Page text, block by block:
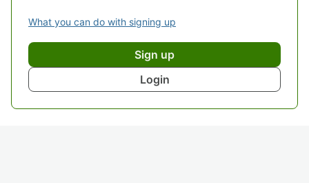
What you can do with signing up
Sign up
Login